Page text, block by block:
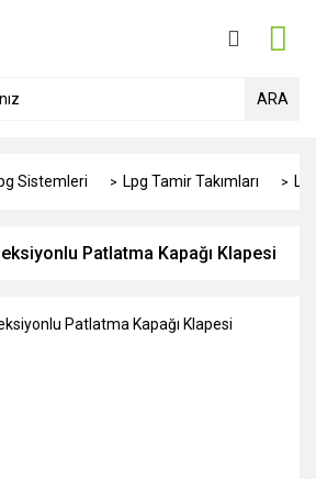
ARA
Sistemleri Lpg Tamir Takımları
Patlatma Kapağı Klapesi